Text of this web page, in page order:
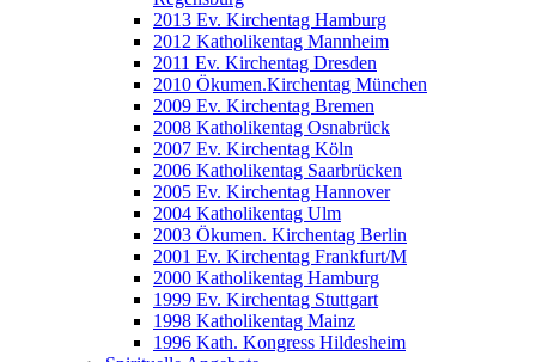
2013 Ev. Kirchentag Hamburg
2012 Katholikentag Mannheim
2011 Ev. Kirchentag Dresden
2010 Ökumen.Kirchentag München
2009 Ev. Kirchentag Bremen
2008 Katholikentag Osnabrück
2007 Ev. Kirchentag Köln
2006 Katholikentag Saarbrücken
2005 Ev. Kirchentag Hannover
2004 Katholikentag Ulm
2003 Ökumen. Kirchentag Berlin
2001 Ev. Kirchentag Frankfurt/M
2000 Katholikentag Hamburg
1999 Ev. Kirchentag Stuttgart
1998 Katholikentag Mainz
1996 Kath. Kongress Hildesheim